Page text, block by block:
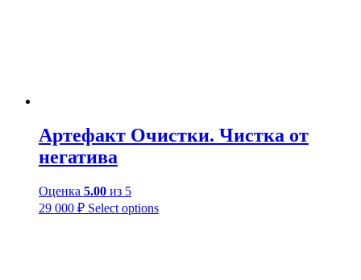
Артефакт Очистки. Чистка от
негатива
Оценка 5.00 из 5
29 000 ₽ Select options